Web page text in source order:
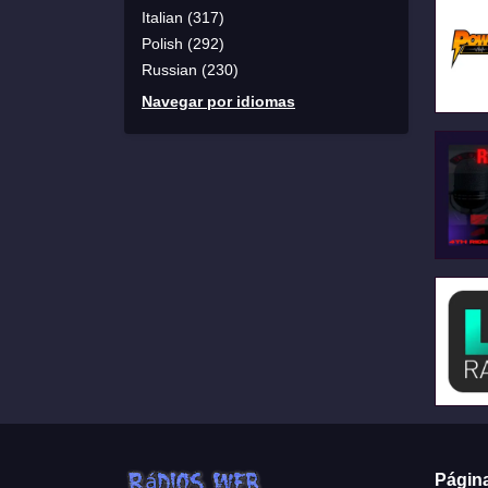
Italian (317)
Polish (292)
Russian (230)
Navegar por idiomas